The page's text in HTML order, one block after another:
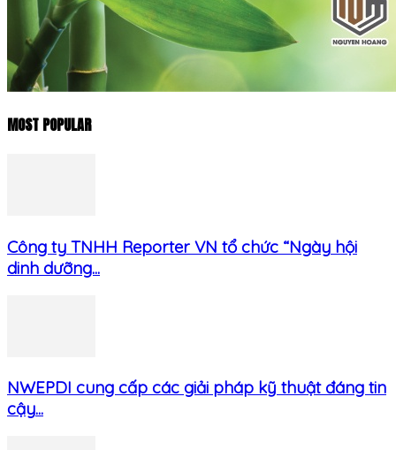
MOST POPULAR
Công ty TNHH Reporter VN tổ chức “Ngày hội
dinh dưỡng...
NWEPDI cung cấp các giải pháp kỹ thuật đáng tin
cậy...